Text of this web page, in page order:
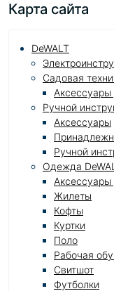
Карта сайта
DeWALT
Садовая
Аксессуары
Ручной
Аксессуары
Ручной
Одежда
Жилеты
Кофты
Куртки
Поло
Рабочая
Свитшот
Футболки